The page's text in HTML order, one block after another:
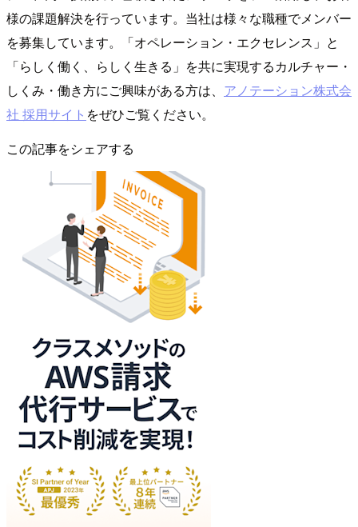
様の課題解決を行っています。当社は様々な職種でメンバー
を募集しています。「オペレーション・エクセレンス」と
「らしく働く、らしく生きる」を共に実現するカルチャー・
しくみ・働き方にご興味がある方は、 アノテーション株式会
社 採用サイト をぜひご覧ください。
この記事をシェアする